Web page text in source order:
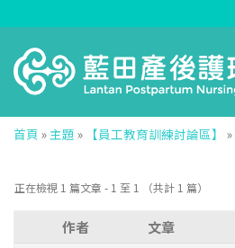
to
content
首頁 »主題 » 【員工教育訓練討論區】 »
正在檢視 1 篇文章 - 1 至 1 （共計 1 篇）
作者
文章